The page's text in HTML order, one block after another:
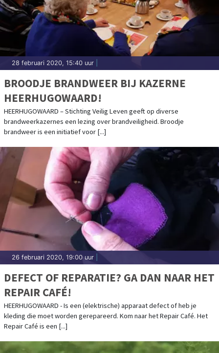
28 februari 2020, 15:40 uur
BROODJE BRANDWEER BIJ KAZERNE
HEERHUGOWAARD!
HEERHUGOWAARD – Stichting Veilig Leven geeft op diverse
brandweerkazernes een lezing over brandveiligheid. Broodje
brandweer is een initiatief voor [...]
26 februari 2020, 19:00 uur
DEFECT OF REPARATIE? GA DAN NAAR HET
REPAIR CAFÉ!
HEERHUGOWAARD - Is een (elektrische) apparaat defect of heb je
kleding die moet worden gerepareerd. Kom naar het Repair Café. Het
Repair Café is een [...]